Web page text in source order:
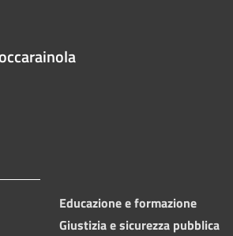
Educazione e formazione
Giustizia e sicurezza pubblica